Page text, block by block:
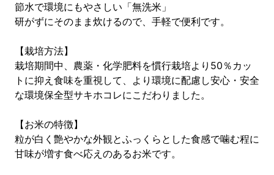
節水で環境にもやさしい「無洗米」
研がずにそのまま炊けるので、手軽で便利です。
【栽培方法】
栽培期間中、農薬・化学肥料を慣行栽培より50％カッ
トに抑え食味を重視して、より環境に配慮し安心・安全
な環境保全型サキホコレにこだわりました。
【お米の特徴】
粒が白く艶やかな外観とふっくらとした食感で噛む程に
甘味が増す食べ応えのあるお米です。